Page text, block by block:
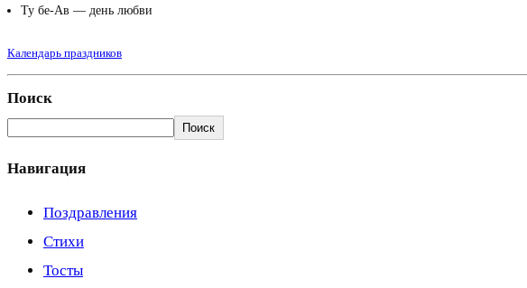
Ту бе-Ав — день любви
Календарь праздников
Поиск
Поиск
Навигация
Поздравления
Стихи
Тосты